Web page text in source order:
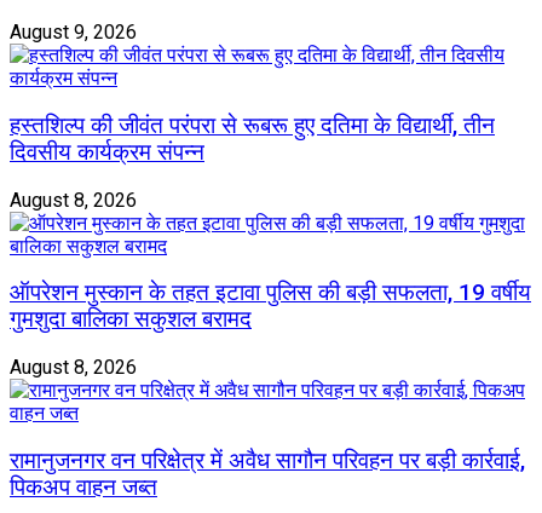
August 9, 2026
हस्तशिल्प की जीवंत परंपरा से रूबरू हुए दतिमा के विद्यार्थी, तीन
दिवसीय कार्यक्रम संपन्न
August 8, 2026
ऑपरेशन मुस्कान के तहत इटावा पुलिस की बड़ी सफलता, 19 वर्षीय
गुमशुदा बालिका सकुशल बरामद
August 8, 2026
रामानुजनगर वन परिक्षेत्र में अवैध सागौन परिवहन पर बड़ी कार्रवाई,
पिकअप वाहन जब्त